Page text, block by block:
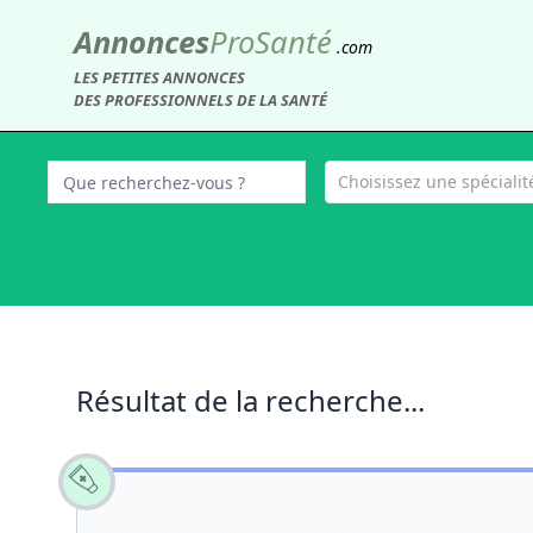
AnnoncesProSanté .com
LES PETITES ANNONCES
DES PROFESSIONNELS DE LA SANTÉ
Choisissez une
Résultat de la recherche...